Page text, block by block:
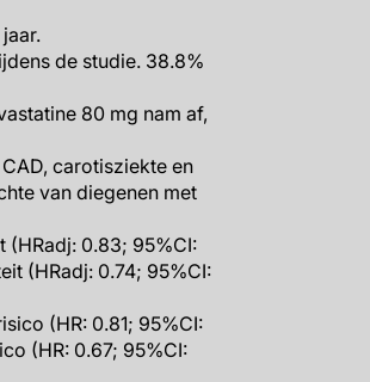
de studie. 38.8%
80 mg nam af,
carotisziekte en
van diegenen met
(HRadj: 0.83; 95%CI:
(HRadj: 0.74; 95%CI:
(HR: 0.81; 95%CI:
(HR: 0.67; 95%CI: